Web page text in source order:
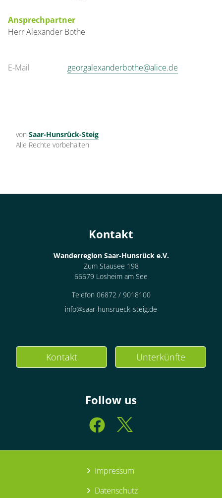
Ansprechpartner
HerrAlexander Bothe
E-Mail georgalexanderbothe@alice.de
von Saar-Hunsrück-Steig
Alle Rechte vorbehalten
Kontakt
Wanderregion Saar-Hunsrück e.V.
Zum Stausee 198
66679 Losheim am See
Telefon 06872 / 9018100
info@saar-hunsrueck-steig.de
Kontakt Unterkünfte
Follow us
Impressum
Datenschutz